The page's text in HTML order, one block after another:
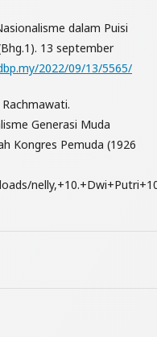
dalam Puisi
13 september
2022/09/13/5565/
Generasi Muda
Kongres Pemuda (1926